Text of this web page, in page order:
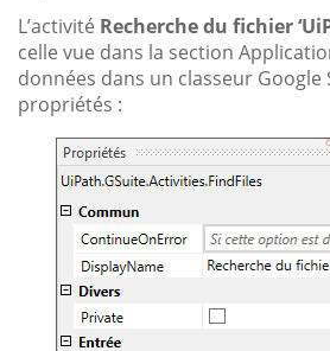
L’activité Recherche du fichier
celle vue dans la section
données dans un classeur Google
propriétés :